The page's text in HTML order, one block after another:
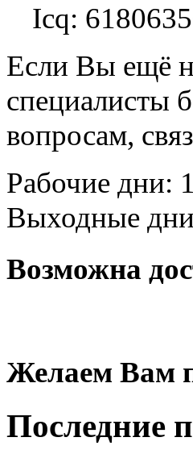
Icq:
Если Вы ещё
специалисты
вопросам,
Рабочие дни:
Выходные
Возможна
Желаем Вам
Последние